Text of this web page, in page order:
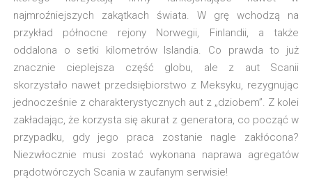
najmroźniejszych zakątkach świata. W grę wchodzą na
przykład północne rejony Norwegii, Finlandii, a także
oddalona o setki kilometrów Islandia. Co prawda to już
znacznie cieplejsza część globu, ale z aut Scanii
skorzystało nawet przedsiębiorstwo z Meksyku, rezygnując
jednocześnie z charakterystycznych aut z „dziobem”. Z kolei
zakładając, że korzysta się akurat z generatora, co począć w
przypadku, gdy jego praca zostanie nagle zakłócona?
Niezwłocznie musi zostać wykonana naprawa agregatów
prądotwórczych Scania w zaufanym serwisie!